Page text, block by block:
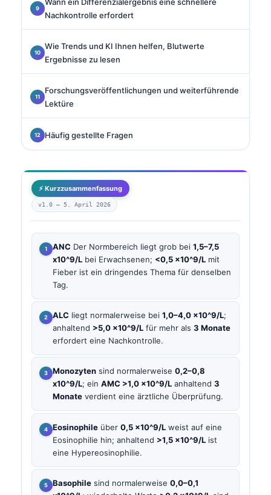
Nachkontrolle erfordert
Wie Trends und KI Ihnen helfen, Blutwerte
Ergebnisse zu lesen
Forschungsveröffentlichungen und weiterführende
Lektüre
Häufig gestellte Fragen
⚡ Kurzzusammenfassung
v1.0 — 5. April 2026
ANC Der Normbereich liegt grob bei 1,5–7,5
x10^9/L bei Erwachsenen; <0,5 x10^9/L mit
Fieber ist ein dringendes Thema für denselben
Tag.
ALC liegt normalerweise bei 1,0–4,0 x10^9/L;
anhaltend >5,0 x10^9/L für mehr als 3 Monate
erfordert eine Nachkontrolle.
Monozyten sind normalerweise 0,2–0,8
x10^9/L; ein AMC >1,0 x10^9/L anhaltend 3
Monate verdient eine ärztliche Überprüfung.
Eosinophile über 0,5 x10^9/L weist auf eine
Eosinophilie hin; anhaltend >1,5 x10^9/L ist
eine Hypereosinophilie.
Basophile sind normalerweise 0,0–0,1